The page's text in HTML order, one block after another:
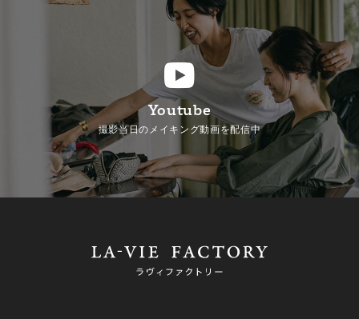
Youtube
撮影当日のメイキング動画を配信中